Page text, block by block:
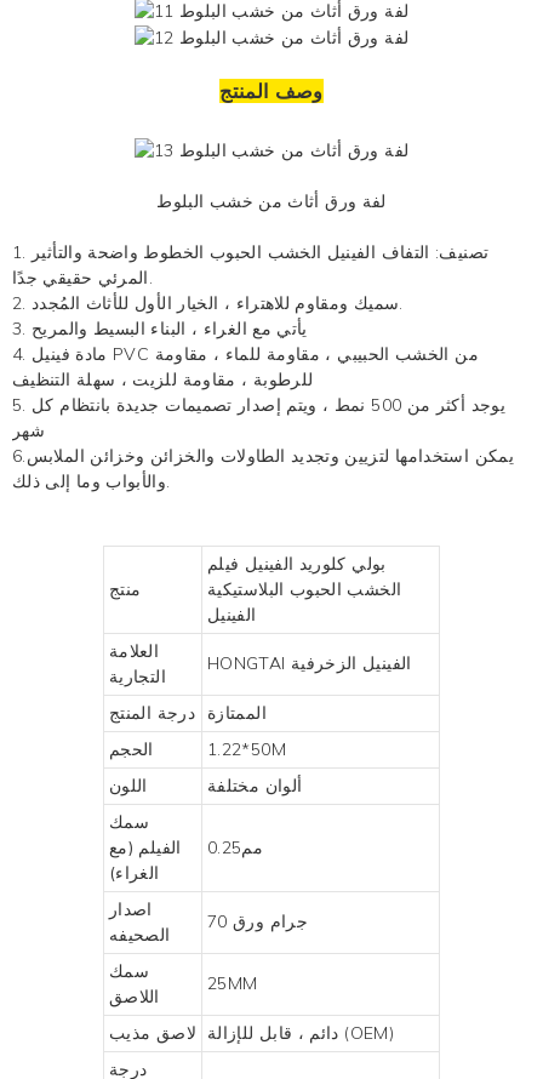
وصف المنتج
لفة ورق أثاث من خشب البلوط
1. تصنيف: التفاف الفينيل الخشب الحبوب الخطوط واضحة والتأثير
المرئي حقيقي جدًا.
2. سميك ومقاوم للاهتراء ، الخيار الأول للأثاث المُجدد.
3. يأتي مع الغراء ، البناء البسيط والمريح
4. مادة فينيل PVC من الخشب الحبيبي ، مقاومة للماء ، مقاومة
للرطوبة ، مقاومة للزيت ، سهلة التنظيف
5. يوجد أكثر من 500 نمط ، ويتم إصدار تصميمات جديدة بانتظام كل
شهر
6.يمكن استخدامها لتزيين وتجديد الطاولات والخزائن وخزائن الملابس
والأبواب وما إلى ذلك.
منتج
بولي كلوريد الفينيل فيلم
الخشب الحبوب البلاستيكية
الفينيل
العلامة
التجارية
HONGTAI الفينيل الزخرفية
درجة المنتج
الممتازة
الحجم
1.22*50M
اللون
ألوان مختلفة
سمك
الفيلم (مع
الغراء)
مم0.25
اصدار
الصحيفه
70 جرام ورق
سمك
اللاصق
25MM
لاصق مذيب
دائم ، قابل للإزالة (OEM)
درجة